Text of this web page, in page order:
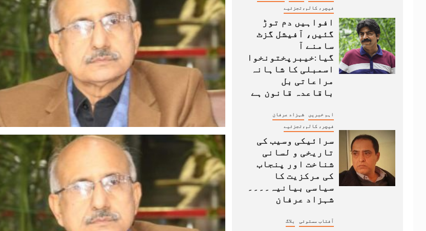
فیچر، کالم،تجزئیے
افواہیں دم توڑ
گئیں، آفیشل گزٹ
سامنے آ
گیا:خیبرپختونخوا
اسمبلی کا شاہانہ
مراعاتی بل
باقاعدہ قانون ہے
اہم خبریں شہزاد عرفان
فیچر، کالم،تجزئیے
سرائیکی وسیب کی
تاریخی و لسانی
شناخت اور پنجاب
کی مرکزیت کا
سیاسی بیانیہ۔۔۔۔
شہزاد عرفان
آفتاب مستوئی بلاگ